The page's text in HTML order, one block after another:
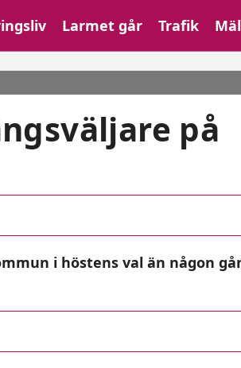
Larmet går Trafik
på
i höstens val än någon